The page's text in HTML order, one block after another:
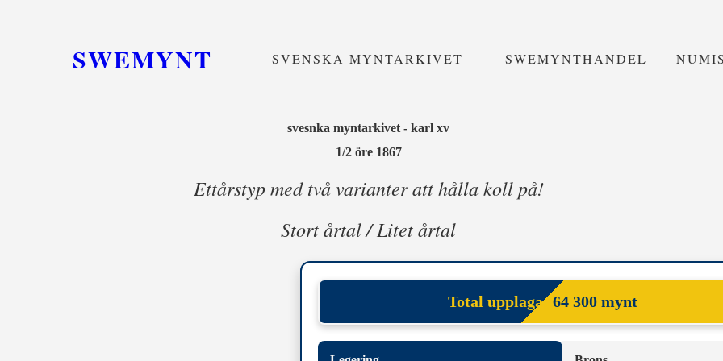
SWEMYNT SVENSKA MYNTARKIVET SWEMYNTHANDEL
svesnka myntarkivet - karl xv
1/2 öre 1867
Ettårstyp med två varianter att hålla koll på!
Stort årtal / Litet årtal
Total upplaga: 64 300 mynt